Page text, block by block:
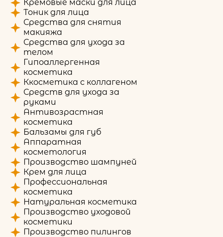
Кремовые маски для лица
Тоник для лица
Средства для снятия
макияжа
Средства для ухода за
телом
Гипоаллергенная
косметика
Ккосметика с коллагеном
Средств для ухода за
руками
Антивозрастная
косметика
Бальзамы для губ
Аппаратная
косметология
Производство шампуней
Крем для лица
Профессиональная
косметика
Натуральная косметика
Производство уходовой
косметики
Производство пилингов